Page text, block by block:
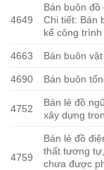
4649
Bán buôn đồ
Chi tiết: Bán
kế công
4663 Bán buôn
4690 Bán buôn
4752
Bán lẻ đồ
xây dựng
4759
Bán lẻ đồ
thất tương
chưa được